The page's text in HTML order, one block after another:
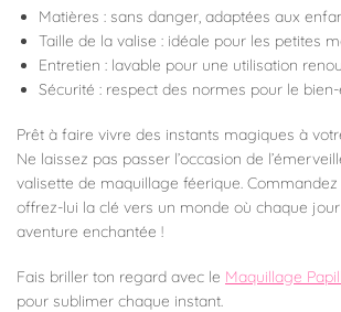
Matières : sans danger, adaptées aux
Taille de la valise : idéale pour les petites
Entretien : lavable pour une utilisation
Sécurité : respect des normes pour le
Prêt à faire vivre des instants magiques à
Ne laissez pas passer l’occasion de
valisette de maquillage féerique.
offrez-lui la clé vers un monde où chaque
aventure enchantée !
Fais briller ton regard avec le Maquillage
pour sublimer chaque instant.